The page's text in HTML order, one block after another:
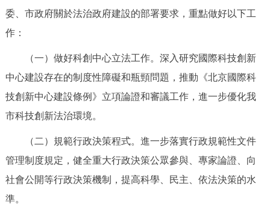
委、市政府關於法治政府建設的部署要求，重點做好以下工
作：
（一）做好科創中心立法工作。深入研究國際科技創新
中心建設存在的制度性障礙和瓶頸問題，推動《北京國際科
技創新中心建設條例》立項論證和審議工作，進一步優化我
市科技創新法治環境。
（二）規範行政決策程式。進一步落實行政規範性文件
管理制度規定，健全重大行政決策公眾參與、專家論證、向
社會公開等行政決策機制，提高科學、民主、依法決策的水
準。